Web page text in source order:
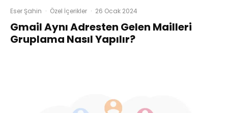
Eser Şahin · Özel İçerikler · 26 Ocak 2024
Gmail Aynı Adresten Gelen Mailleri
Gruplama Nasıl Yapılır?